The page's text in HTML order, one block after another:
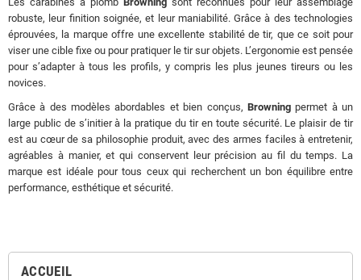
ACCUEIL
robuste, leur finition soignée, et leur maniabilité. Grâce à des technologies
éprouvées, la marque offre une excellente stabilité de tir, que ce soit pour
viser une cible fixe ou pour pratiquer le tir sur objets. L’ergonomie est pensée
pour s’adapter à tous les profils, y compris les plus jeunes tireurs ou les
novices.
Grâce à des modèles abordables et bien conçus, Browningpermet à un
large public de s’initier à la pratique du tir en toute sécurité. Le plaisir de tir
est au cœur de sa philosophie produit, avec des armes faciles à entretenir,
agréables à manier, et qui conservent leur précision au fil du temps. La
marque est idéale pour tous ceux qui recherchent un bon équilibre entre
performance, esthétique et sécurité.